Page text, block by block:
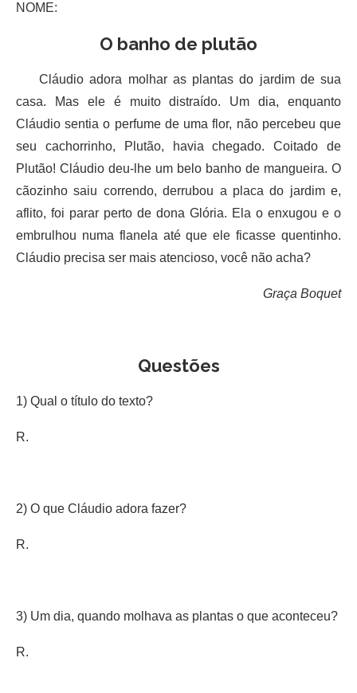
NOME:
O banho de plutão
Cláudio adora molhar as plantas do jardim de sua
casa. Mas ele é muito distraído. Um dia, enquanto
Cláudio sentia o perfume de uma flor, não percebeu que
seu cachorrinho, Plutão, havia chegado. Coitado de
Plutão! Cláudio deu-lhe um belo banho de mangueira. O
cãozinho saiu correndo, derrubou a placa do jardim e,
aflito, foi parar perto de dona Glória. Ela o enxugou e o
embrulhou numa flanela até que ele ficasse quentinho.
Cláudio precisa ser mais atencioso, você não acha?
Graça Boquet
Questões
1) Qual o título do texto?
R.
2) O que Cláudio adora fazer?
R.
3) Um dia, quando molhava as plantas o que aconteceu?
R.